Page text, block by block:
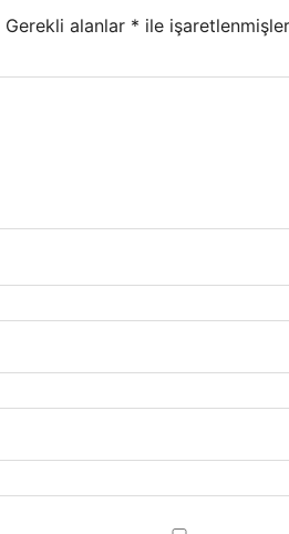
Gerekli alanlar * ile